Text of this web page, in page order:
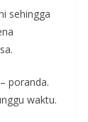
sehingga
poranda.
waktu.